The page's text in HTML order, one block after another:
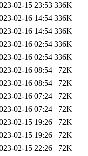
02-15 23:53 336K
02-16 14:54 336K
02-16 14:54 336K
02-16 02:54 336K
02-16 02:54 336K
02-16 08:54
72K
02-16 08:54
72K
02-16 07:24
72K
02-16 07:24
72K
02-15 19:26
72K
02-15 19:26
72K
02-15 22:26
72K